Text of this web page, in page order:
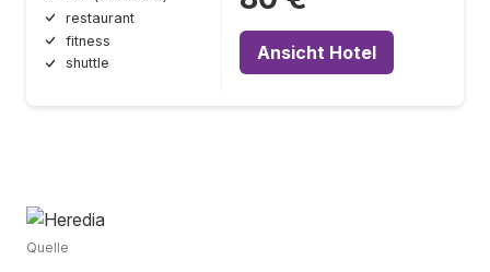
restaurant
fitness
shuttle
Ansicht Hotel
Quelle